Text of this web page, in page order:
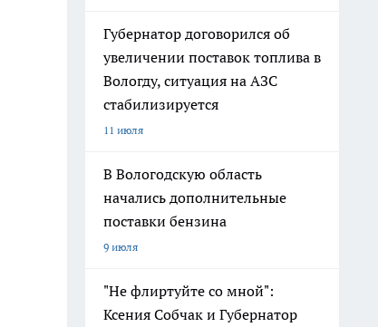
Губернатор договорился об
увеличении поставок топлива в
Вологду, ситуация на АЗС
стабилизируется
11 июля
В Вологодскую область
начались дополнительные
поставки бензина
9 июля
"Не флиртуйте со мной":
Ксения Собчак и Губернатор